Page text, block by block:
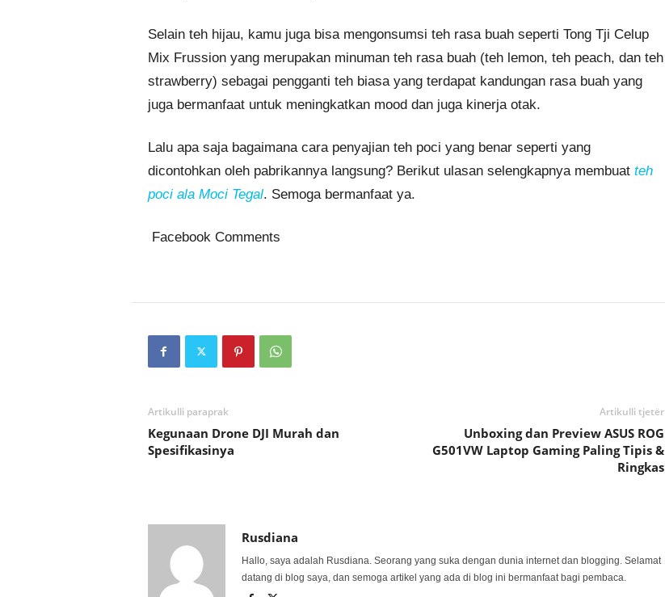
Selain teh hijau, kamu juga bisa mengonsumsi teh rasa buah seperti Tong Tji Celup
Mix Frussion yang merupakan minuman teh rasa buah (teh lemon, teh peach, dan teh
strawberry) sebagai pengganti teh biasa yang terdapat kandungan rasa buah yang
juga bermanfaat untuk meningkatkan mood dan juga kinerja otak.
Lalu apa saja bagaimana cara penyajian teh poci yang benar seperti yang
dicontohkan oleh pabrikannya langsung? Berikut ulasan selengkapnya membuat teh
poci ala Moci Tegal. Semoga bermanfaat ya.
Facebook Comments
Artikulli paraprak
Kegunaan Drone DJI Murah dan
Spesifikasinya
Artikulli tjetër
Unboxing dan Preview ASUS ROG
G501VW Laptop Gaming Paling Tipis &
Ringkas
Rusdiana
Hallo, saya adalah Rusdiana. Seorang yang suka dengan dunia internet dan blogging. Selamat
datang di blog saya, dan semoga artikel yang ada di blog ini bermanfaat bagi pembaca.